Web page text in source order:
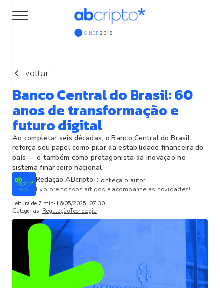
SINCE 2018
voltar
Banco Central do Brasil: 60
anos de transformação e
futuro digital
Ao completar seis décadas, o Banco Central do Brasil
reforça seu papel como pilar da estabilidade financeira do
país — e também como protagonista da inovação no
sistema financeiro nacional.
Redação ABcripto-Conheça o autor
Explore nossos artigos e acompanhe as novidades!
Leitura de 7 min-16/05/2025, 07:30
Categorias: RegulaçãoTecnologia